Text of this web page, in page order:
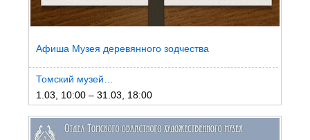
Афиша Музея деревянного зодчества
Томский музей…
1.03, 10:00 – 31.03, 18:00